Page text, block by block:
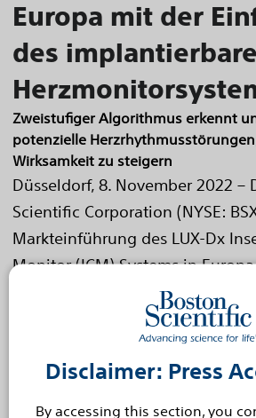
Disclaimer: Press
By accessing this section, you
Europa mit der
des
Zweistufiger Algorithmus erkennt
potenzielle
Wirksamkeit zu steigern
Düsseldorf, 8. November 2022 –
Scientific Corporation (NYSE:
Markteinführung des LUX-Dx
Monitor (ICM) Systems in
Boston Scientific
Übernahme von